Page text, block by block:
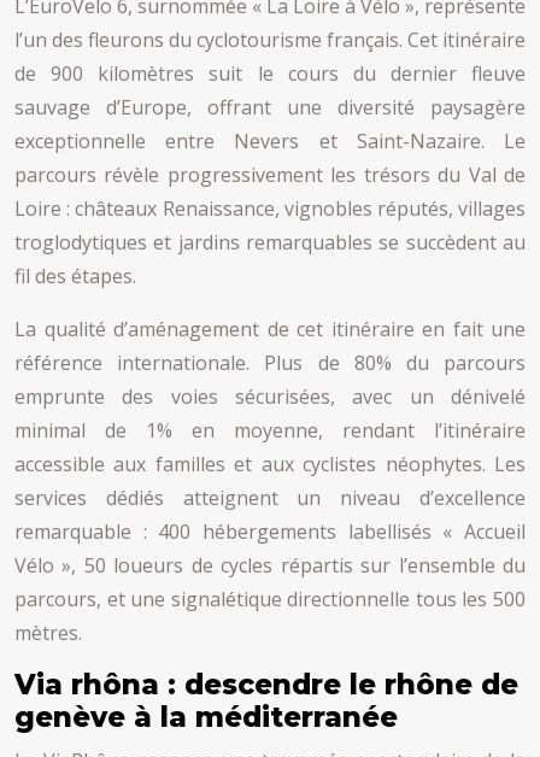
L’EuroVelo 6, surnommée « La Loire à Vélo », représente
l’un des fleurons du cyclotourisme français. Cet itinéraire
de 900 kilomètres suit le cours du dernier fleuve
sauvage d’Europe, offrant une diversité paysagère
exceptionnelle entre Nevers et Saint-Nazaire. Le
parcours révèle progressivement les trésors du Val de
Loire : châteaux Renaissance, vignobles réputés, villages
troglodytiques et jardins remarquables se succèdent au
fil des étapes.
La qualité d’aménagement de cet itinéraire en fait une
référence internationale. Plus de 80% du parcours
emprunte des voies sécurisées, avec un dénivelé
minimal de 1% en moyenne, rendant l’itinéraire
accessible aux familles et aux cyclistes néophytes. Les
services dédiés atteignent un niveau d’excellence
remarquable : 400 hébergements labellisés « Accueil
Vélo », 50 loueurs de cycles répartis sur l’ensemble du
parcours, et une signalétique directionnelle tous les 500
mètres.
Via rhôna : descendre le rhône de
genève à la méditerranée